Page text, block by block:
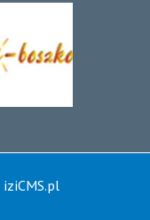
iziCMS.pl